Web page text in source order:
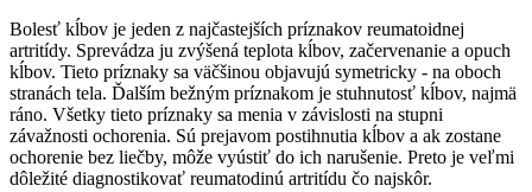
Bolesť kĺbov je jeden z najčastejších príznakov reumatoidnej
artritídy. Sprevádza ju zvýšená teplota kĺbov, začervenanie a opuch
kĺbov. Tieto príznaky sa väčšinou objavujú symetricky - na oboch
stranách tela. Ďalším bežným príznakom je stuhnutosť kĺbov, najmä
ráno. Všetky tieto príznaky sa menia v závislosti na stupni
závažnosti ochorenia. Sú prejavom postihnutia kĺbov a ak zostane
ochorenie bez liečby, môže vyústiť do ich narušenie. Preto je veľmi
dôležité diagnostikovať reumatodinú artritídu čo najskôr.